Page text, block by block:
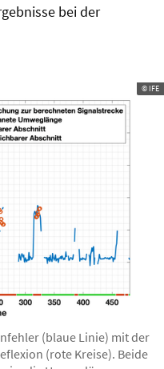
bei der
© IFE
(blaue Linie) mit der
(rote Kreise). Beide